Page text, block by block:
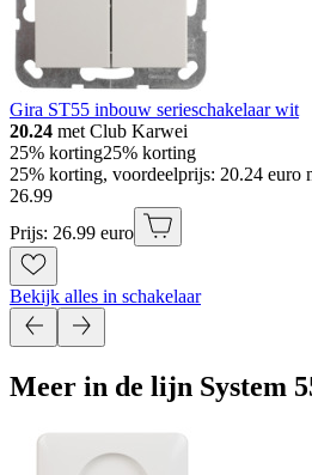
Gira ST55 inbouw serieschakelaar wit
20.24 met Club Karwei
25% korting25% korting
25% korting, voordeelprijs: 20.24 euro
26.99
Prijs: 26.99 euro
Bekijk alles in schakelaar
Meer in de lijn System